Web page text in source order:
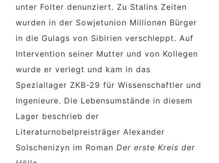
unter Folter denunziert. Zu Stalins Zeiten
wurden in der Sowjetunion Millionen Bürger
in die Gulags von Sibirien verschleppt. Auf
Intervention seiner Mutter und von Kollegen
wurde er verlegt und kam in das
Speziallager ZKB-29 für Wissenschaftler und
Ingenieure. Die Lebensumstände in diesem
Lager beschrieb der
Literaturnobelpreisträger Alexander
Solschenizyn im RomanDer erste Kreis der